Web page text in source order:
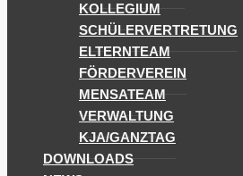
KOLLEGIUM
SCHÜLERVERTRETUNG
ELTERNTEAM
FÖRDERVEREIN
MENSATEAM
VERWALTUNG
KJA/GANZTAG
DOWNLOADS